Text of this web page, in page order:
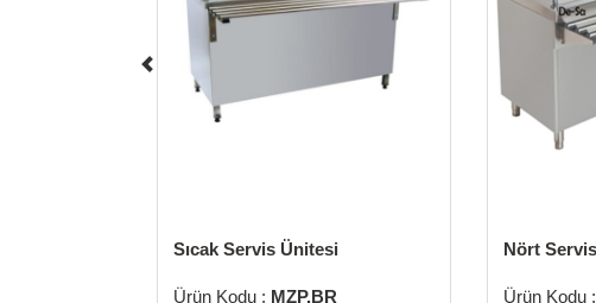
Sıcak Servis Ünitesi
Ürün Kodu : MZP.BR
Nört
Ürün Kodu :